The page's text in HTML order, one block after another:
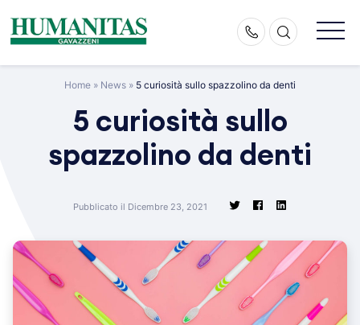
content
Home » News » 5 curiosità sullo spazzolino da denti
5 curiosità sullo
spazzolino da denti
Pubblicato il Dicembre 23, 2021